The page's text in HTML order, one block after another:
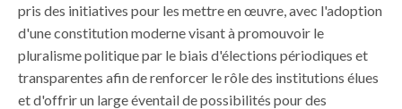
pris des initiatives pour les mettre en œuvre, avec l'adoption
d'une constitution moderne visant à promouvoir le
pluralisme politique par le biais d'élections périodiques et
transparentes afin de renforcer le rôle des institutions élues
et d'offrir un large éventail de possibilités pour des